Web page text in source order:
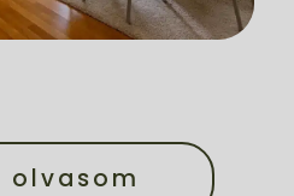
olvasom